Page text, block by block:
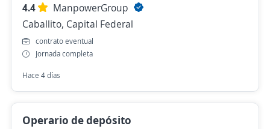
4.4
ManpowerGroup
Caballito, Capital Federal
contrato eventual
Jornada completa
Hace 4 días
Operario de depósito